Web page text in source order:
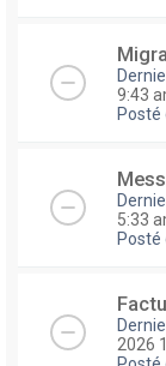
9:43
Posté
5:33
Posté
2026